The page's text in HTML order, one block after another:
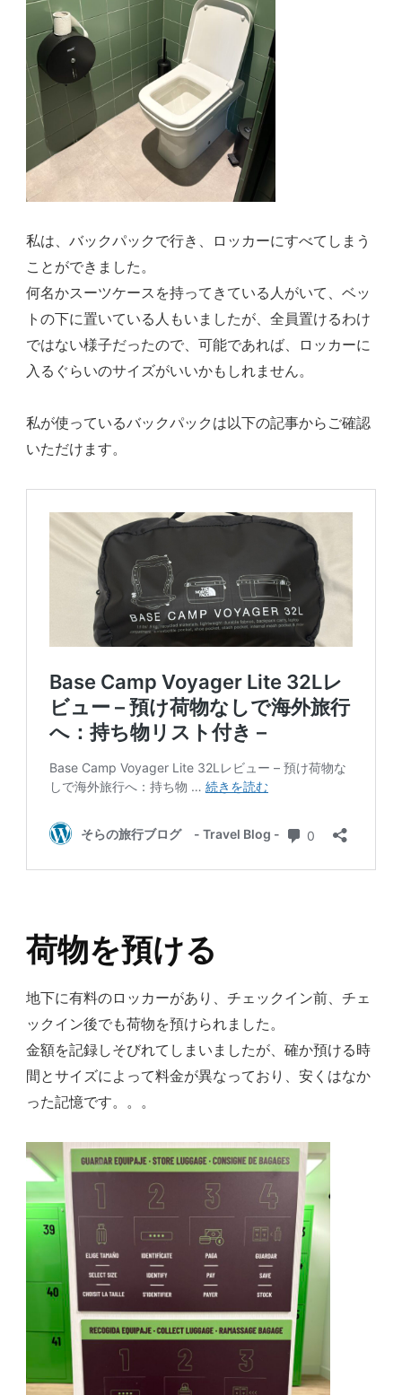
私は、バックパックで行き、ロッカーにすべてしまう
ことができました。
何名かスーツケースを持ってきている人がいて、ベッ
トの下に置いている人もいましたが、全員置けるわけ
ではない様子だったので、可能であれば、ロッカーに
入るぐらいのサイズがいいかもしれません。
私が使っているバックパックは以下の記事からご確認
いただけます。
荷物を預ける
地下に有料のロッカーがあり、チェックイン前、チェ
ックイン後でも荷物を預けられました。
金額を記録しそびれてしまいましたが、確か預ける時
間とサイズによって料金が異なっており、安くはなか
った記憶です。。。